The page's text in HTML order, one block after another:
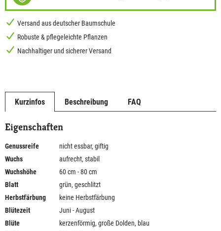
Versand aus deutscher Baumschule
Robuste & pflegeleichte Pflanzen
Nachhaltiger und sicherer Versand
Kurzinfos Beschreibung FAQ
Eigenschaften
Genussreife
nicht essbar, giftig
Wuchs
aufrecht, stabil
Wuchshöhe
60 cm - 80 cm
Blatt
grün, geschlitzt
Herbstfärbung
keine Herbstfärbung
Blütezeit
Juni - August
Blüte
kerzenförmig, große Dolden, blau